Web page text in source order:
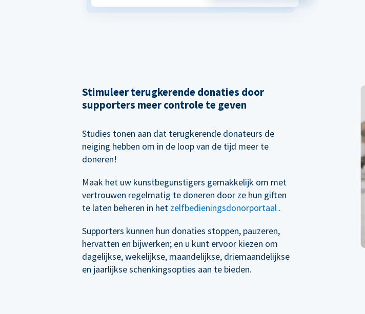
Stimuleer terugkerende donaties door
supporters meer controle te geven
Studies tonen aan dat terugkerende donateurs de
neiging hebben om in de loop van de tijd meer te
doneren!
Maak het uw kunstbegunstigers gemakkelijk om met
vertrouwen regelmatig te doneren door ze hun giften
te laten beheren in het zelfbedieningsdonorportaal .
Supporters kunnen hun donaties stoppen, pauzeren,
hervatten en bijwerken; en u kunt ervoor kiezen om
dagelijkse, wekelijkse, maandelijkse, driemaandelijkse
en jaarlijkse schenkingsopties aan te bieden.